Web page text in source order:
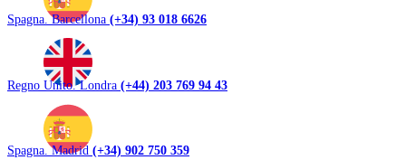
Spagna. Barcellona (+34) 93 018 6626
Regno Unito. Londra (+44) 203 769 94 43
Spagna. Madrid (+34) 902 750 359